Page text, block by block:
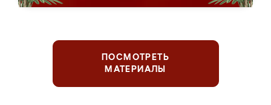
ПОСМОТРЕТЬ
МАТЕРИАЛЫ